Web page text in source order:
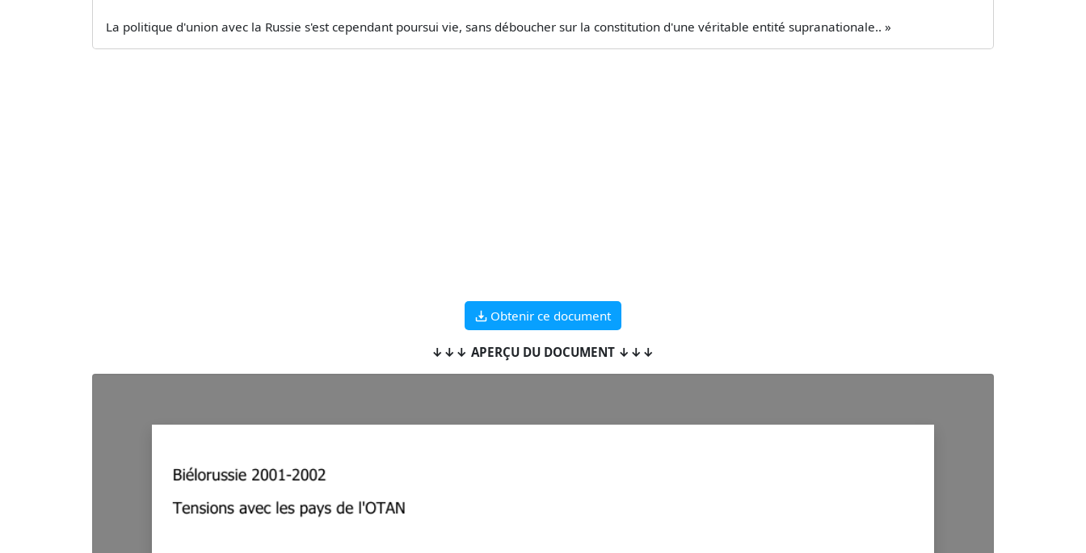
La politique d'union avec la Russie s'est cependant poursui vie, sans déboucher sur la constitution d'une véritable entité supranationale.. »
Obtenir ce document
↓↓↓ APERÇU DU DOCUMENT ↓↓↓